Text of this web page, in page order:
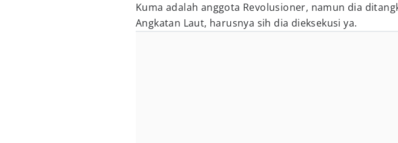
Kuma adalah anggota Revolusioner, namun dia
Angkatan Laut, harusnya sih dia dieksekusi ya.